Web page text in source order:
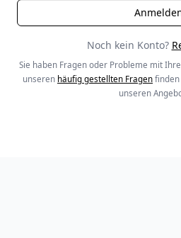
Noch kein Konto?
Sie haben Fragen oder Probleme mit
unseren häufig gestellten Fragen
unseren